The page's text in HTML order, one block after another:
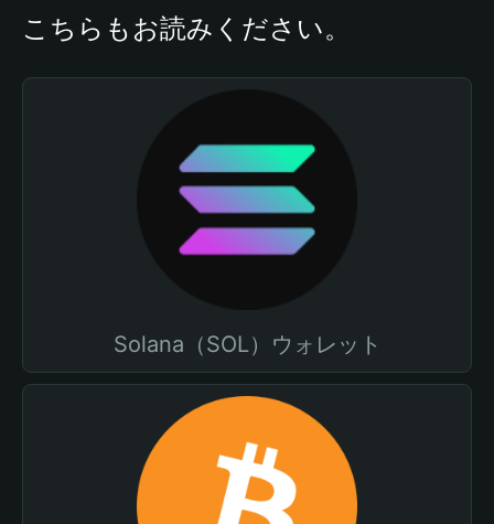
こちらもお読みください。
Solana（SOL）ウォレット